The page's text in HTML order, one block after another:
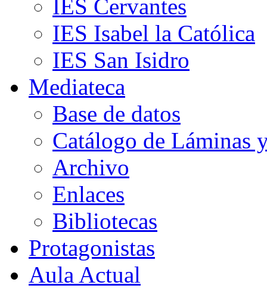
IES Cervantes
IES Isabel la Católica
IES San Isidro
Mediateca
Base de datos
Catálogo de Láminas
Archivo
Enlaces
Bibliotecas
Protagonistas
Aula Actual